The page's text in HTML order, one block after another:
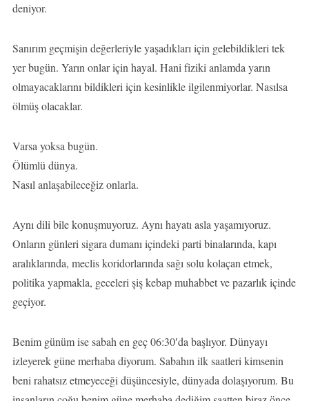
deniyor.
Sanırım geçmişin değerleriyle yaşadıkları için gelebildikleri tek
yer bugün. Yarın onlar için hayal. Hani fiziki anlamda yarın
olmayacaklarını bildikleri için kesinlikle ilgilenmiyorlar. Nasılsa
ölmüş olacaklar.
Varsa yoksa bugün.
Ölümlü dünya.
Nasıl anlaşabileceğiz onlarla.
Aynı dili bile konuşmuyoruz. Aynı hayatı asla yaşamıyoruz.
Onların günleri sigara dumanı içindeki parti binalarında, kapı
aralıklarında, meclis koridorlarında sağı solu kolaçan etmek,
politika yapmakla, geceleri şiş kebap muhabbet ve pazarlık içinde
geçiyor.
Benim günüm ise sabah en geç 06:30′da başlıyor. Dünyayı
izleyerek güne merhaba diyorum. Sabahın ilk saatleri kimsenin
beni rahatsız etmeyeceği düşüncesiyle, dünyada dolaşıyorum. Bu